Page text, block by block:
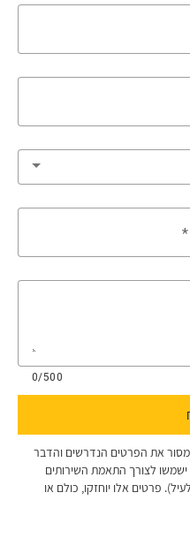
0/500
את הפרטים הנדרשים והדבר
לצורך התאמת השירותים
פרטים אלו יוחזקו, כולם או